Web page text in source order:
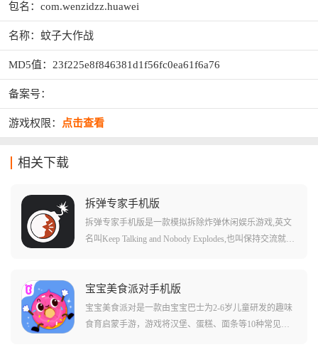
包名：com.wenzidzz.huawei
名称：蚊子大作战
MD5值：23f225e8f846381d1f56fc0ea61f6a76
备案号：
游戏权限： 点击查看
相关下载
拆弹专家手机版
拆弹专家手机版是一款模拟拆除炸弹休闲娱乐游戏,英文
名叫Keep Talking and Nobody Explodes,也叫保持交流就没
炸。在游戏中,玩家一方扮演拆弹者,目标是在伙伴的帮助
下拆除炸弹,另一方则扮演拆弹专家,通过使用拆弹手册指
引你完成拆弹任务。游戏内拆弹者看不到手册,专家也看
宝宝美食派对手机版
宝宝美食派对是一款由宝宝巴士为2-6岁儿童研发的趣味
食育启蒙手游，游戏将汉堡、蛋糕、面条等10种常见美